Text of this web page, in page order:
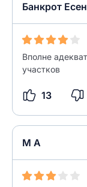
Банкрот
Вполне
участков
13
М А